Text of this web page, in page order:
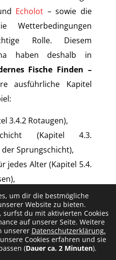
Echolot – sowie die
Wetterbedingungen
Rolle. Diesem
haben deshalb in
Fische Finden –
ausführliche Kapitel
3.4.2 Rotaugen),
(Kapitel 4.3.
Sprungschicht),
jedes Alter (Kapitel 5.4.
5.2. Fischfinder für
– Hotspots nach der
6.5.),
– Hotspots am
um dir die bestmögliche
Website zu bieten.
du mit aktivierten Cookies
auf unserer Seite. Weitere
unserer Datenschutzerklärung.
Cookies erfahren und sie
(Dauer ca. 2 Minuten).